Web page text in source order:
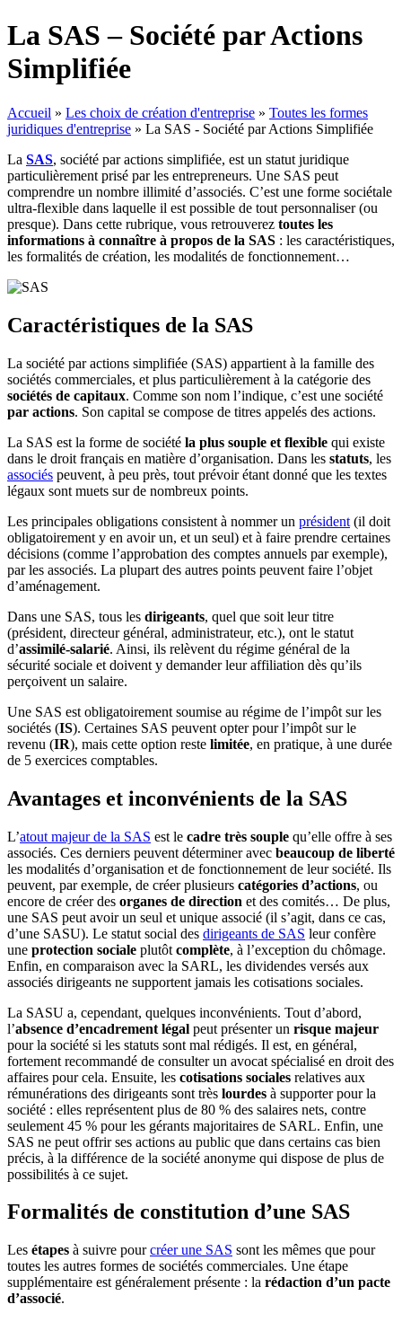
La SAS – Société par Actions
Simplifiée
Accueil » Les choix de création d'entreprise » Toutes les formes
juridiques d'entreprise » La SAS - Société par Actions Simplifiée
La SAS, société par actions simplifiée, est un statut juridique
particulièrement prisé par les entrepreneurs. Une SAS peut
comprendre un nombre illimité d’associés. C’est une forme sociétale
ultra-flexible dans laquelle il est possible de tout personnaliser (ou
presque). Dans cette rubrique, vous retrouverez toutes les
informations à connaître à propos de la SAS : les caractéristiques,
les formalités de création, les modalités de fonctionnement…
Caractéristiques de la SAS
La société par actions simplifiée (SAS) appartient à la famille des
sociétés commerciales, et plus particulièrement à la catégorie des
sociétés de capitaux. Comme son nom l’indique, c’est une société
par actions. Son capital se compose de titres appelés des actions.
La SAS est la forme de société la plus souple et flexible qui existe
dans le droit français en matière d’organisation. Dans les statuts, les
associés peuvent, à peu près, tout prévoir étant donné que les textes
légaux sont muets sur de nombreux points.
Les principales obligations consistent à nommer un président (il doit
obligatoirement y en avoir un, et un seul) et à faire prendre certaines
décisions (comme l’approbation des comptes annuels par exemple),
par les associés. La plupart des autres points peuvent faire l’objet
d’aménagement.
Dans une SAS, tous les dirigeants, quel que soit leur titre
(président, directeur général, administrateur, etc.), ont le statut
d’assimilé-salarié. Ainsi, ils relèvent du régime général de la
sécurité sociale et doivent y demander leur affiliation dès qu’ils
perçoivent un salaire.
Une SAS est obligatoirement soumise au régime de l’impôt sur les
sociétés (IS). Certaines SAS peuvent opter pour l’impôt sur le
revenu (IR), mais cette option reste limitée, en pratique, à une durée
de 5 exercices comptables.
Avantages et inconvénients de la SAS
L’atout majeur de la SAS est le cadre très souple qu’elle offre à ses
associés. Ces derniers peuvent déterminer avec beaucoup de liberté
les modalités d’organisation et de fonctionnement de leur société. Ils
peuvent, par exemple, de créer plusieurs catégories d’actions, ou
encore de créer des organes de direction et des comités… De plus,
une SAS peut avoir un seul et unique associé (il s’agit, dans ce cas,
d’une SASU). Le statut social des dirigeants de SAS leur confère
une protection sociale plutôt complète, à l’exception du chômage.
Enfin, en comparaison avec la SARL, les dividendes versés aux
associés dirigeants ne supportent jamais les cotisations sociales.
La SASU a, cependant, quelques inconvénients. Tout d’abord,
l’absence d’encadrement légal peut présenter un risque majeur
pour la société si les statuts sont mal rédigés. Il est, en général,
fortement recommandé de consulter un avocat spécialisé en droit des
affaires pour cela. Ensuite, les cotisations sociales relatives aux
rémunérations des dirigeants sont très lourdes à supporter pour la
société : elles représentent plus de 80 % des salaires nets, contre
seulement 45 % pour les gérants majoritaires de SARL. Enfin, une
SAS ne peut offrir ses actions au public que dans certains cas bien
précis, à la différence de la société anonyme qui dispose de plus de
possibilités à ce sujet.
Formalités de constitution d’une SAS
Les étapes à suivre pourcréer une SAS sont les mêmes que pour
toutes les autres formes de sociétés commerciales. Une étape
supplémentaire est généralement présente : la rédaction d’un pacte
d’associé.